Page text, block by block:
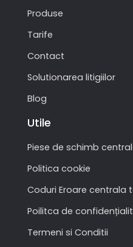
Produse
Tarife
Contact
Solutionarea litigiilor
Blog
Utile
Piese de schimb
Politica cookie
Coduri Eroare centrala
Poilitca de
Termeni si Conditii